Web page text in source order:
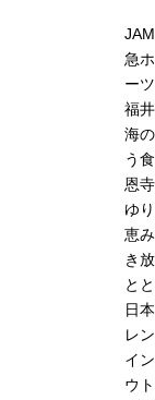
急
ーツ
福
海
う
恩
ゆ
恵
き
と
日
レ
イ
ウ